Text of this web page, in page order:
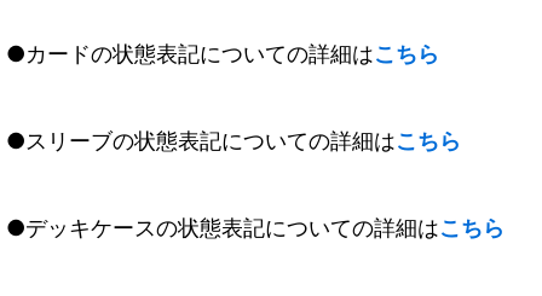
●カードの状態表記についての詳細はこちら
●スリーブの状態表記についての詳細はこちら
●デッキケースの状態表記についての詳細はこちら